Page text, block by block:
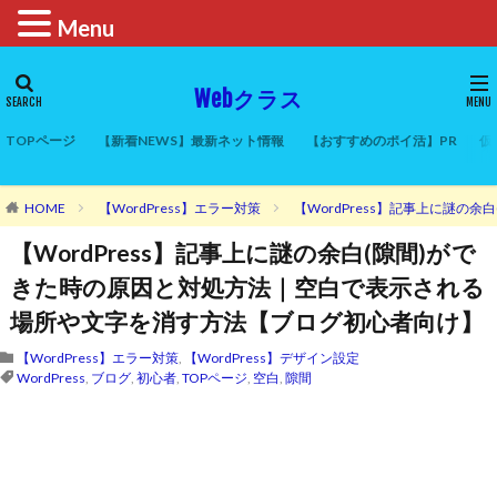
Webクラス
TOPページ 【新着NEWS】最新ネット情報 【おすすめのポイ活】PR 仮
HOME 【WordPress】エラー対策 【WordPress】記事上に謎の余
【WordPress】記事上に謎の余白(隙間)がで
きた時の原因と対処方法｜空白で表示される
場所や文字を消す方法【ブログ初心者向け】
【WordPress】エラー対策,
【WordPress】デザイン設定
WordPress, ブログ, 初心者, TOPページ, 空白, 隙間
Menu